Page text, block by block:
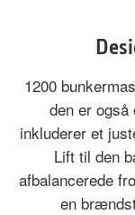
1200
den er også
inkluderer et
Lift til den
afbalancerede
en